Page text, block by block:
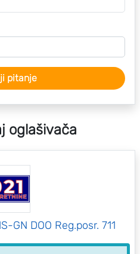
pitanje
oglašivača
GN DOO Reg.posr. 711